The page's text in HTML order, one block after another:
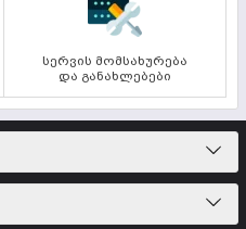
სერვის მომსახურება
და განახლებები